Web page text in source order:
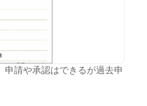
申請や承認はできるが過去申